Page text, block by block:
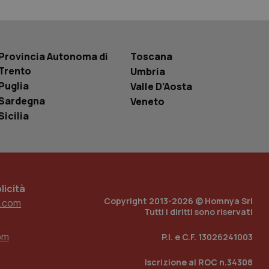
Autonoma di
Toscana
Umbria
Valle D’Aosta
Veneto
Copyright 2013-2026 © Homnya Srl
Tutti i diritti sono riservati
P.I. e C.F. 13026241003
Iscrizione al ROC n.34308
traccia
incorporati
del sito web sta
di
per abilitare il
con identity